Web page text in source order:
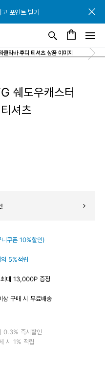
포인트 받기
포인트 받기
포인트 받기
쉐도우캐스터
셔츠
니쿠폰 10%할인)
의 5%적립
최대 13,000P 증정
구매 시 무료배송
0.3% 즉시할인
시 1% 적립